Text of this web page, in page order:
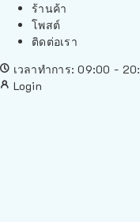
ร้านค้า
โพสต์
ติดต่อเรา
เวลาทำการ: 09:00 -
Login